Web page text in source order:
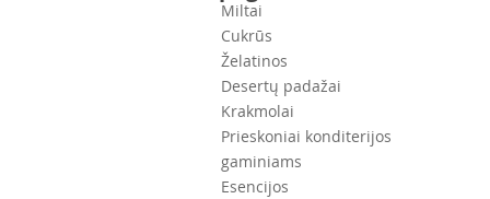
Miltai
Cukrūs
Želatinos
Desertų padažai
Krakmolai
Prieskoniai konditerijos
gaminiams
Esencijos